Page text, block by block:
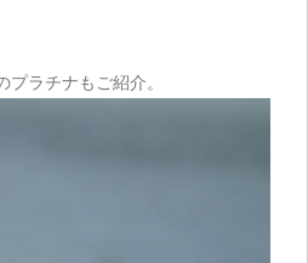
プラチナもご紹介。